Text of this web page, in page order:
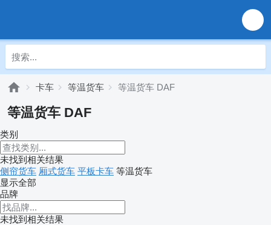
卡车 等温货车 等温货车 DAF
等温货车 DAF
类别
未找到相关结果
侧帘货车 厢式货车 平板卡车 等温货车
显示全部
品牌
未找到相关结果